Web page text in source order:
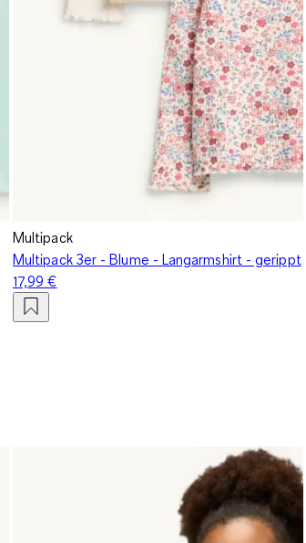
Multipack
Multipack 3er - Blume - Langarmshirt - gerippt
17,99 €